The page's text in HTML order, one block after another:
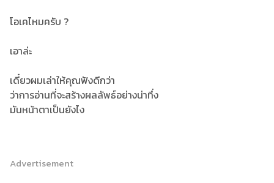
โอเคไหมครับ ?
เอาล่ะ
เดี๋ยวผมเล่าให้คุณฟังดีกว่า
ว่าการอ่านที่จะสร้างผลลัพธ์อย่างน่าทึ่ง
มันหน้าตาเป็นยังไง
Advertisement